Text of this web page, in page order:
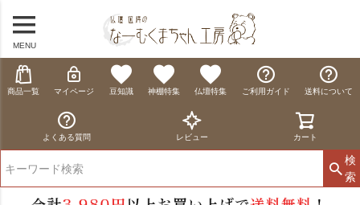
MENU
商品一覧 マイページ 豆知識 神棚特集 仏壇特集 ご利用ガイド 送料について
よくある質問 レビュー カート
検
索